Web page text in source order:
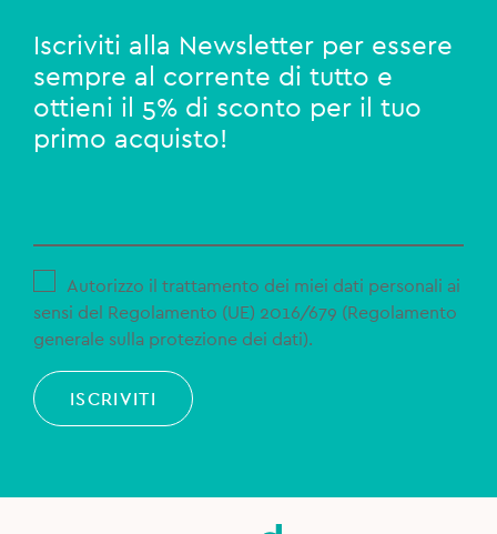
Iscriviti alla Newsletter per essere
sempre al corrente di tutto e
ottieni il 5% di sconto per il tuo
primo acquisto!
Autorizzo il trattamento dei miei dati personali ai
sensi del Regolamento (UE) 2016/679 (Regolamento
generale sulla protezione dei dati).
ISCRIVITI